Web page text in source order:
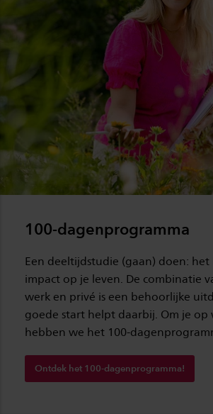
100-dagenprogramma
Een deeltijdstudie (gaan) doen: het
impact op je leven. De combinatie
werk en privé is een behoorlijke
goede start helpt daarbij. Om je op
hebben we het 100-
Ontdek het 100-dagenprogramma!